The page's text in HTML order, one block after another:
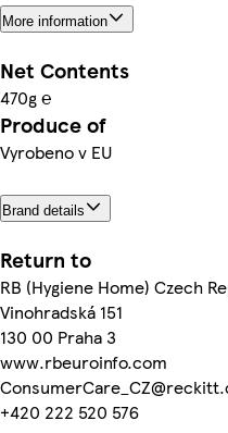
More information
Net Contents
470g ℮
Produce of
Vyrobeno v EU
Brand details
Return to
RB (Hygiene Home) Czech
Vinohradská 151
130 00 Praha 3
www.rbeuroinfo.com
+420 222 520 576